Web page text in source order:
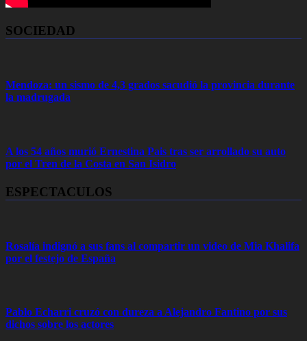
SOCIEDAD
Mendoza: un sismo de 4,3 grados sacudió la provincia durante
la madrugada
A los 54 años murió Ernestina Pais tras ser arrollado su auto
por el Tren de la Costa en San Isidro
ESPECTACULOS
Rosalía indignó a sus fans al compartir un video de Mia Khalifa
por el festejo de España
Pablo Echarri cruzó con dureza a Alejandro Fantino por sus
dichos sobre los actores